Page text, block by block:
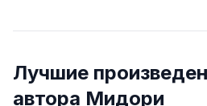
Лучшие
автора Мидори